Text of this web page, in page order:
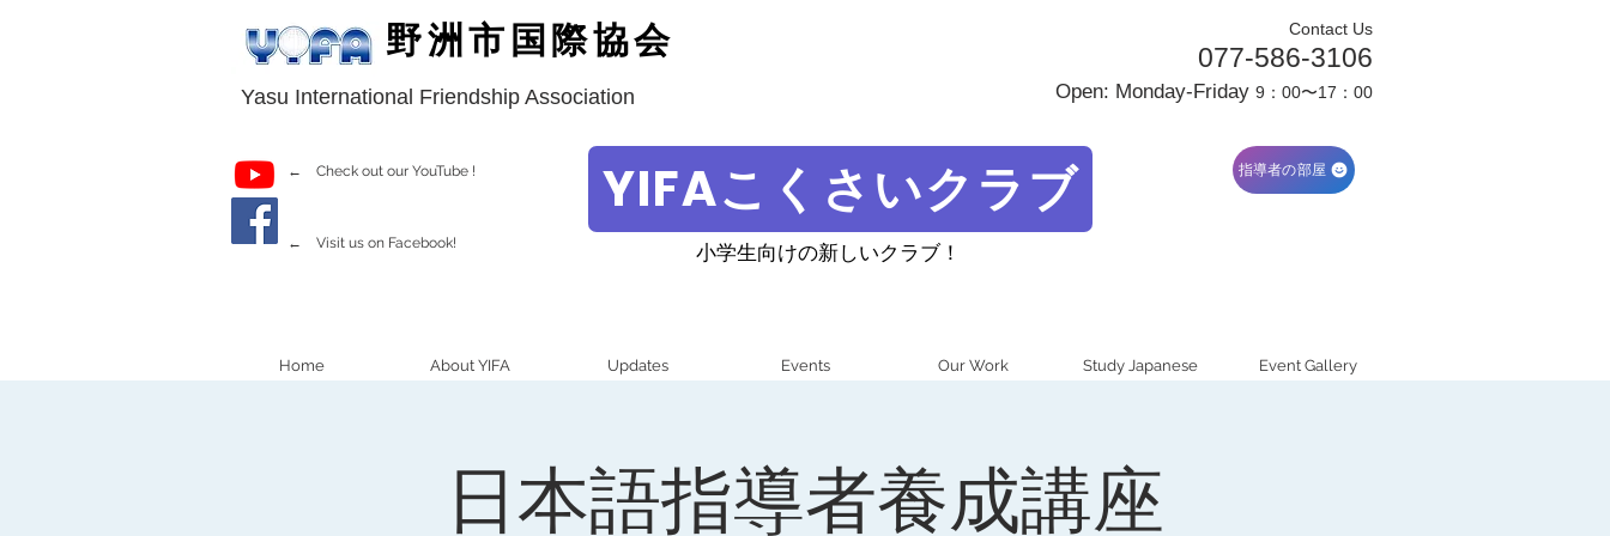
野洲市国際協会
Yasu International Friendship Association
Contact Us
077-586-3106
Open: Monday-Friday 9：00〜17：00
← Check out our YouTube !
← Visit us on Facebook!
YIFAこくさいクラブ
小学生向けの新しいクラブ！
指導者の部屋
Home About YIFA Updates Events Our Work Study Japanese Event Gallery
日本語指導者養成講座